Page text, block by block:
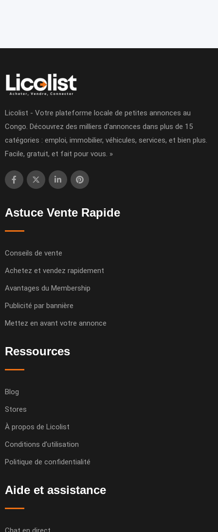
Licolist - Votre plateforme locale de petites annonces au
Congo. Découvrez des milliers d’annonces dans plus de 15
catégories : emploi, immobilier, véhicules, services, et bien plus.
Facile, gratuit, et fait pour vous. »
Astuce Vente Rapide
Conseils de vente
Achetez et vendez rapidement
Avantages du Membership
Publicité par bannière
Mettez en avant votre annonce
Ressources
Blog
Stores
À propos de Licolist
Conditions d’utilisation
Politique de confidentialité
Aide et assistance